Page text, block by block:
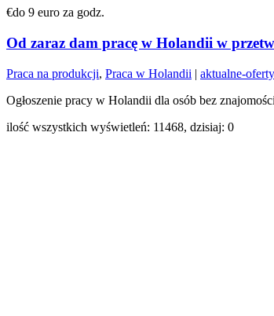
€do 9 euro za godz.
Od zaraz dam pracę w Holandii w
Praca na produkcji, Praca w Holandii | aktualne-oferty
Ogłoszenie pracy w Holandii dla osób bez
ilość wszystkich wyświetleń: 11468, dzisiaj: 0